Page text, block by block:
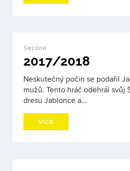
Sezóna
2017/2018
Neskutečný počin se podařil
mužů. Tento hráč odehrál svůj
dresu Jablonce a…
VÍCE